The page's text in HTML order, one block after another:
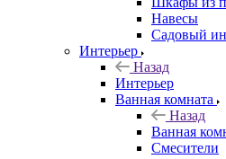
Навесы
Садовый
Интерьер
Назад
Интерьер
Ванная комната
Назад
Ванная
Смесители